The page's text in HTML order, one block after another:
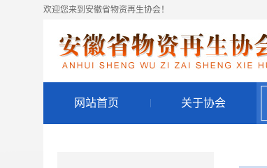
欢迎您来到安徽省物资再生协会！
网站首页 关于协会